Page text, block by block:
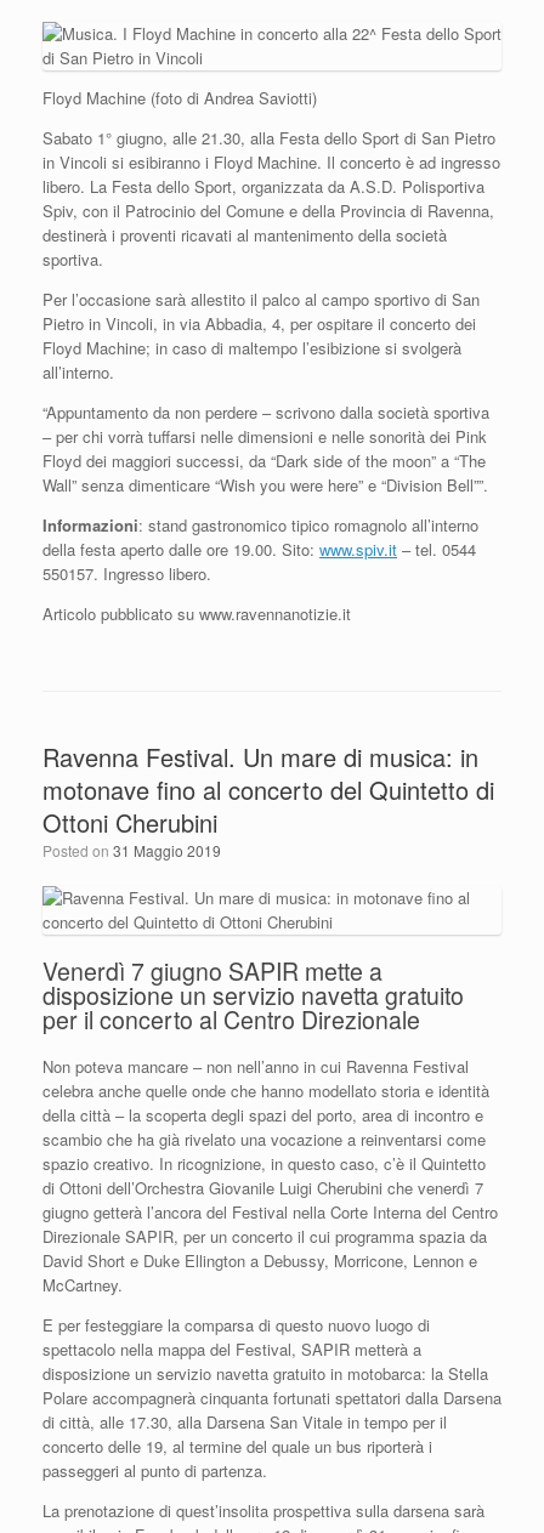
Floyd Machine (foto di Andrea Saviotti)
Sabato 1° giugno, alle 21.30, alla Festa dello Sport di San Pietro
in Vincoli si esibiranno i Floyd Machine. Il concerto è ad ingresso
libero. La Festa dello Sport, organizzata da A.S.D. Polisportiva
Spiv, con il Patrocinio del Comune e della Provincia di Ravenna,
destinerà i proventi ricavati al mantenimento della società
sportiva.
Per l’occasione sarà allestito il palco al campo sportivo di San
Pietro in Vincoli, in via Abbadia, 4, per ospitare il concerto dei
Floyd Machine; in caso di maltempo l’esibizione si svolgerà
all’interno.
“Appuntamento da non perdere – scrivono dalla società sportiva
– per chi vorrà tuffarsi nelle dimensioni e nelle sonorità dei Pink
Floyd dei maggiori successi, da “Dark side of the moon” a “The
Wall” senza dimenticare “Wish you were here” e “Division Bell””.
Informazioni: stand gastronomico tipico romagnolo all’interno
della festa aperto dalle ore 19.00. Sito: www.spiv.it – tel. 0544
550157. Ingresso libero.
Articolo pubblicato su www.ravennanotizie.it
Ravenna Festival. Un mare di musica: in
motonave fino al concerto del Quintetto di
Ottoni Cherubini
Posted on 31 Maggio 2019
Venerdì 7 giugno SAPIR mette a
disposizione un servizio navetta gratuito
per il concerto al Centro Direzionale
Non poteva mancare – non nell’anno in cui Ravenna Festival
celebra anche quelle onde che hanno modellato storia e identità
della città – la scoperta degli spazi del porto, area di incontro e
scambio che ha già rivelato una vocazione a reinventarsi come
spazio creativo. In ricognizione, in questo caso, c’è il Quintetto
di Ottoni dell’Orchestra Giovanile Luigi Cherubini che venerdì 7
giugno getterà l’ancora del Festival nella Corte Interna del Centro
Direzionale SAPIR, per un concerto il cui programma spazia da
David Short e Duke Ellington a Debussy, Morricone, Lennon e
McCartney.
E per festeggiare la comparsa di questo nuovo luogo di
spettacolo nella mappa del Festival, SAPIR metterà a
disposizione un servizio navetta gratuito in motobarca: la Stella
Polare accompagnerà cinquanta fortunati spettatori dalla Darsena
di città, alle 17.30, alla Darsena San Vitale in tempo per il
concerto delle 19, al termine del quale un bus riporterà i
passeggeri al punto di partenza.
La prenotazione di quest’insolita prospettiva sulla darsena sarà